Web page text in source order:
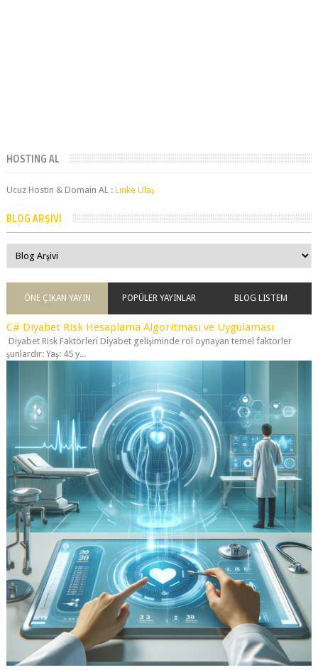
HOSTING AL
Ucuz Hostin & Domain AL : Linke Ulaş
BLOG ARŞIVI
ÖNE ÇIKAN YAYIN POPÜLER YAYINLAR BLOG LISTEM
C# Diyabet Risk Hesaplama Algoritması ve Uygulaması
Diyabet Risk Faktörleri Diyabet gelişiminde rol oynayan temel faktörler
şunlardır: Yaş: 45 y...